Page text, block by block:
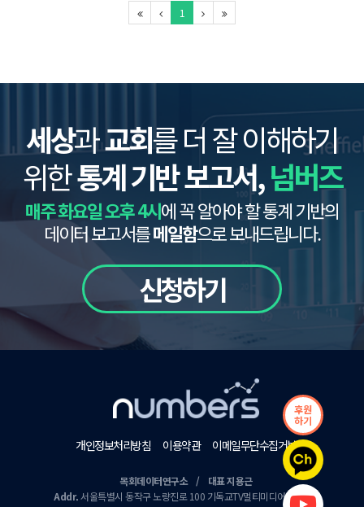
후원
하기
1
세상과교회를 더 잘 이해하기
위한통계 기반 보고서,넘버즈
매주 화요일 오후 4시에 꼭 알아야 할 통계 기반의
데이터 보고서를메일함으로 보내드립니다.
신청하기
개인정보처리방침 이용약관 이메일무단수집거부
목회데이터연구소 / 대표 지용근
Addr.서울특별시 동작구 노량진로 100 기독교TV멀티미디어센터 9층